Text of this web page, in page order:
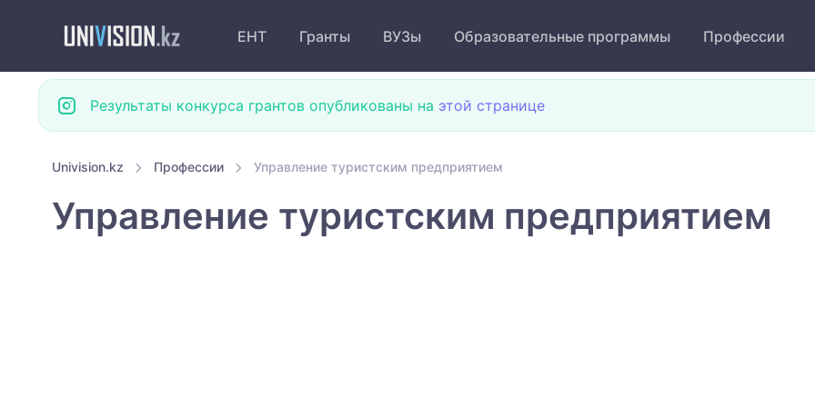
ЕНТ Гранты ВУЗы Образовательные программы Профессии
Результаты конкурса грантов опубликованы на этой странице
Univision.kz Профессии Управление туристским предприятием
Управление туристским предприятием